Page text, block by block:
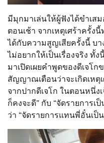
มีมุกมาเล่นให้ผู้ฟังได้ขำเส
ตอนเช้า จากเหตุเศร้าครั้
ได้กับความสูญเสียครั้งนี้ บ
ไม่อยากให้เป็นเรื่องจริง
มาเปิดเผยคำพูดของดีเจโ
สัญญาณเตือนว่าจะเกิดเหตุ
จากปากดีเจโก ในตอนหนึ่ง
ก็คงจะดี” กับ “จัดรายการ
ว่า “จัดรายการแทนพี่อั๋นเป็